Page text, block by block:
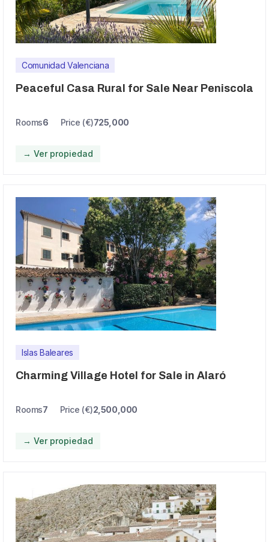
Comunidad Valenciana
Peaceful Casa Rural for Sale Near Peniscola
Rooms6 Price (€)725,000
→ Ver propiedad
Islas Baleares
Charming Village Hotel for Sale in Alaró
Rooms7 Price (€)2,500,000
→ Ver propiedad